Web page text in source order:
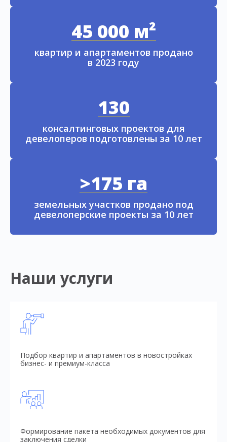
45 000 м²
квартир и апартаментов продано
в 2023 году
130
консалтинговых проектов для
девелоперов подготовлены за 10 лет
>175 га
земельных участков продано под
девелоперские проекты за 10 лет
Наши услуги
Подбор квартир и апартаментов в новостройках
бизнес- и премиум-класса
Формирование пакета необходимых документов для
заключения сделки